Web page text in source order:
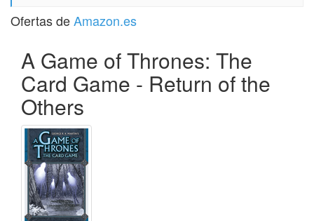
Ofertas deAmazon.es
A Game of Thrones: The
Card Game - Return of the
Others